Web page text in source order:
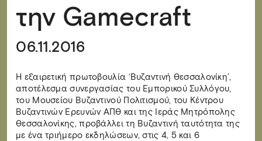
την Gamecraft
06.11.2016
Η εξαιρετική πρωτοβουλία ‘Βυζαντινή Θεσσαλονίκη’,
αποτέλεσμα συνεργασίας του Εμπορικού Συλλόγου,
του Μουσείου Βυζαντινού Πολιτισμού, του Κέντρου
Βυζαντινών Ερευνών ΑΠΘ και της Ιεράς Μητρόπολης
Θεσσαλονίκης, προβάλλει τη Βυζαντινή ταυτότητα της
με ένα τριήμερο εκδηλώσεων, στις 4, 5 και 6